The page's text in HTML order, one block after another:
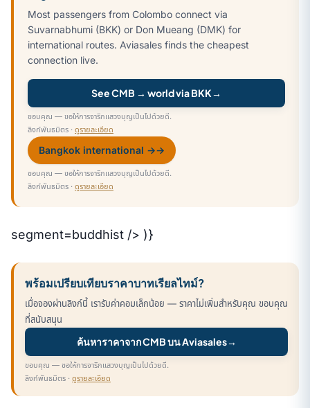
Most passengers from Colombo connect via
Suvarnabhumi (BKK) or Don Mueang (DMK) for
international routes. Aviasales finds the cheapest
connection live.
See CMB → world via BKK→
ขอบคุณ — ขอให้การจาริกแสวงบุญเป็นไปด้วยดี.
ลิงก์พันธมิตร · ดูรายละเอียด
Bangkok international →→
ขอบคุณ — ขอให้การจาริกแสวงบุญเป็นไปด้วยดี.
ลิงก์พันธมิตร · ดูรายละเอียด
segment=buddhist /> )}
พร้อมเปรียบเทียบราคาบาทเรียลไทม์?
เมื่อจองผ่านลิงก์นี้ เรารับค่าคอมเล็กน้อย — ราคาไม่เพิ่มสำหรับคุณ ขอบคุณ
ที่สนับสนุน
ค้นหาราคาจาก CMB บน Aviasales→
ขอบคุณ — ขอให้การจาริกแสวงบุญเป็นไปด้วยดี.
ลิงก์พันธมิตร · ดูรายละเอียด